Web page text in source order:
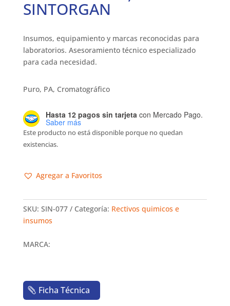
SINTORGAN
Insumos, equipamiento y marcas reconocidas para
laboratorios. Asesoramiento técnico especializado
para cada necesidad.
Puro, PA, Cromatográfico
Hasta 12 pagos sin tarjetacon Mercado Pago.
Saber más
Este producto no está disponible porque no quedan
existencias.
Agregar a Favoritos
SKU: SIN-077 Categoría: Rectivos quimicos e
insumos
MARCA:
Ficha Técnica